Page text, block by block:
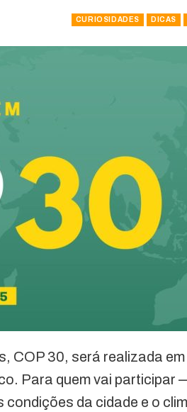
CURIOSIDADES DICAS
COP 30, será realizada em
Para quem vai participar
da cidade e o